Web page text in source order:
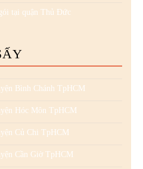
tại quận Thủ Đức
Bình Chánh TpHCM
Hóc Môn TpHCM
Củ Chi TpHCM
Cần Giờ TpHCM